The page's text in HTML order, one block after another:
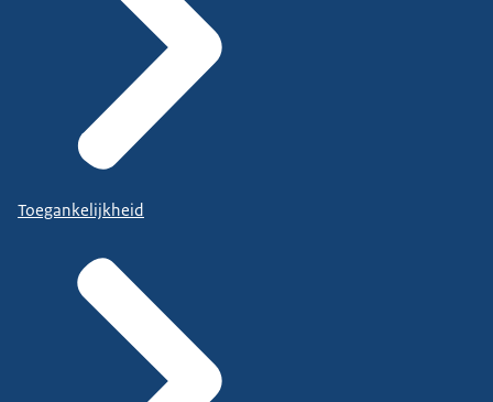
Toegankelijkheid